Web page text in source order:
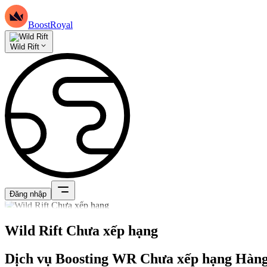
BoostRoyal
Wild Rift
Đăng nhập
Wild Rift Chưa xếp hạng
Dịch vụ Boosting WR Chưa xếp hạng